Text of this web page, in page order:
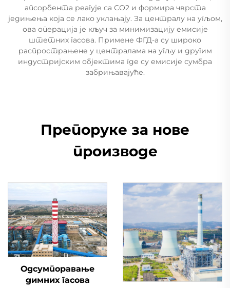
апсорбента реагује са СО2 и формира чврста
једињења која се лако уклањају. За централу на угљом,
ова операција је кључ за минимизацију емисије
штетних гасова. Примене ФГД-а су широко
распрострањене у централама на угљу и другим
индустријским објектима где су емисије сумбра
забрињавајуће.
Препоруке за нове
производе
Одсумпоравање
димних гасова